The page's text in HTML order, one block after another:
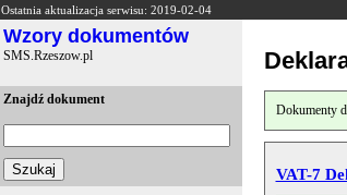
Ostatnia aktualizacja serwisu: 2019-02-04
Wzory dokumentów
SMS.Rzeszow.pl
Znajdź dokument
Dokumenty
VAT-7